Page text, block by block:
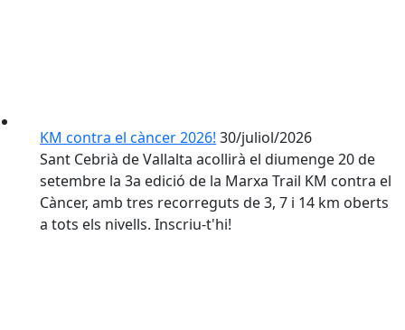
KM contra el càncer 2026! 30/juliol/2026
Sant Cebrià de Vallalta acollirà el diumenge 20 de
setembre la 3a edició de la Marxa Trail KM contra el
Càncer, amb tres recorreguts de 3, 7 i 14 km oberts
a tots els nivells. Inscriu-t'hi!